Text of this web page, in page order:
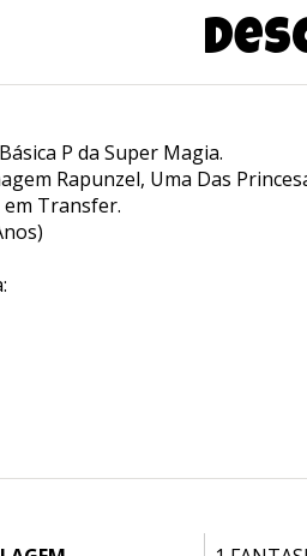
P da Super Magia.
Rapunzel, Uma Das
Transfer.